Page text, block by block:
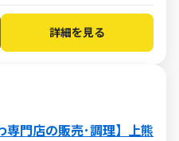
詳細を見る
専門店の販売･調理】上熊